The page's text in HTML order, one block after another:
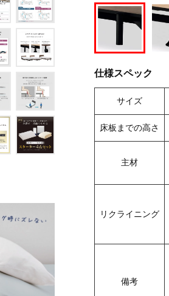
仕様スペック
サイズ
床板までの高さ
主材
リクライニング
備考